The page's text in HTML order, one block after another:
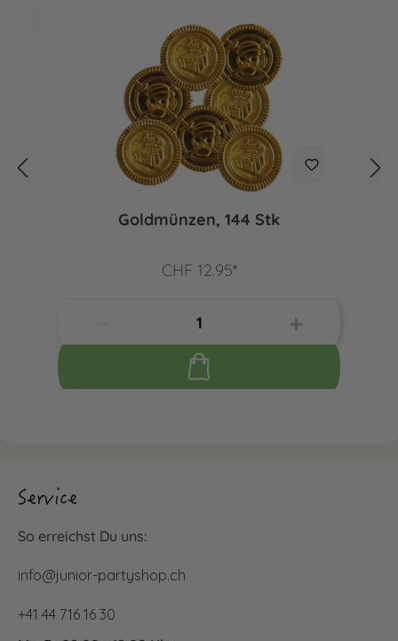
Goldmünzen, 144 Stk
CHF 12.95*
Service
So erreichst Du uns:
info@junior-partyshop.ch
+41 44 716 16 30